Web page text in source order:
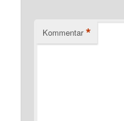
Kommentar *